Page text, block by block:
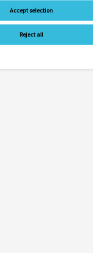
Accept selection
Reject all